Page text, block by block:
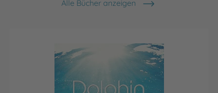
Alle Bücher anzeigen